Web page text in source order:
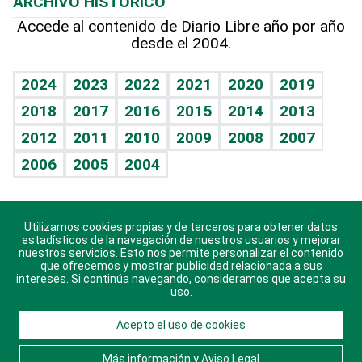
Hablando con el pediatra
Vida y familia
Eñe
Celebrando la vida
Sin complejos
En pocas palabras
Escuchando al corazón
Economía Personal
Línea de hit
TBT Deportivo
Hecho en casa
Guía del dinero
Cumpleaños
Horóscopos
Crucigramas
Accede al contenido de Diario Libre año por año
desde el 2004.
2024 2023 2022 2021 2020
2019
2018
2017 2016 2015 2014
2013
2012
2011 2010 2009 2008
2007
2006
2005 2004
Descarga nuestras aplicaciones para Android, iOS y
sistema Huawei.
© 2021 Diario Libre, todos los derechos reservados.
Consulta elAviso Legal. Ponte en Contacto
Utilizamos cookies propias y de terceros para obtener datos
estadísticos de la navegación de nuestros usuarios y mejorar
nuestros servicios. Esto nos permite personalizar el contenido
que ofrecemos y mostrar publicidad relacionada a sus
intereses. Si continúa navegando, consideramos que acepta su
uso.
Acepto el uso de cookies
Más información y Aviso Legal